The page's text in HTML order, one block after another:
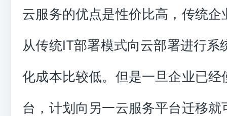
云服务的优点是性价比高，传统企
从传统IT部署模式向云部署进行系
化成本比较低。但是一旦企业已经
台，计划向另一云服务平台迁移就